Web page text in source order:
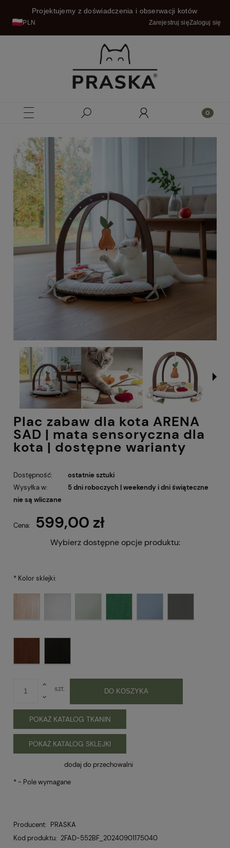
PLN
Projektujemy z doświadczenia i obserwacji kotów
Zarejestruj sięZaloguj się
Plac zabaw dla kota ARENA
SAD | mata sensoryczna dla
kota | dostępne warianty
Dostępność:
ostatnie sztuki
Wysyłka w:
5 dni roboczych | weekendy i dni świąteczne
nie są wliczane
Cena: 599,00 zł
Wybierz dostępne opcje produktu:
* Kolor sklejki:
szt. DO KOSZYKA
POKAŻ KATALOG TKANIN
POKAŻ KATALOG SKLEJKI
dodaj do przechowalni
*- Pole wymagane
Producent: PRASKA
Kod produktu: 2FAD-552BF_20240901175040